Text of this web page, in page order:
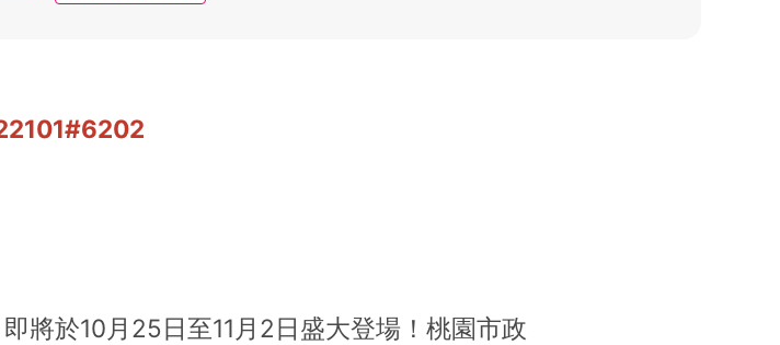
於10月25日至11月2日盛大登場！桃園市政